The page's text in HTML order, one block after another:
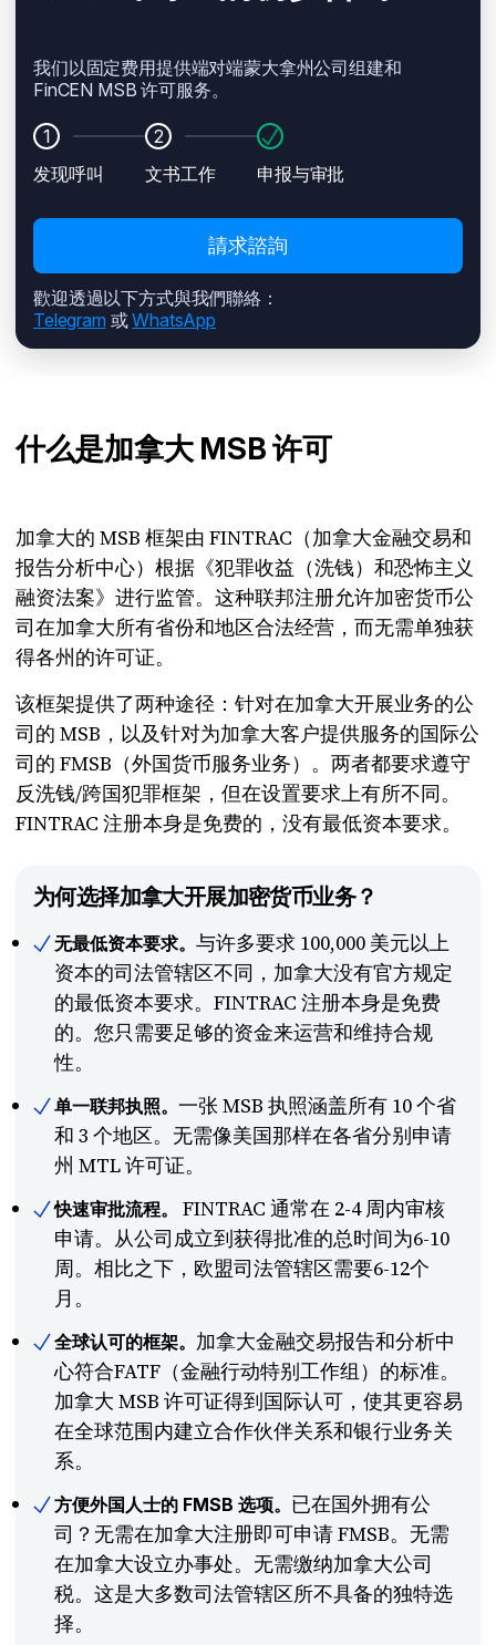
我们以固定费用提供端对端蒙大拿州公司组建和
FinCEN MSB 许可服务。
1
发现呼叫
2
文书工作
申报与审批
請求諮詢
歡迎透過以下方式與我們聯絡：
Telegram 或WhatsApp
什么是加拿大 MSB 许可
加拿大的 MSB 框架由 FINTRAC（加拿大金融交易和
报告分析中心）根据《犯罪收益（洗钱）和恐怖主义
融资法案》进行监管。这种联邦注册允许加密货币公
司在加拿大所有省份和地区合法经营，而无需单独获
得各州的许可证。
该框架提供了两种途径：针对在加拿大开展业务的公
司的 MSB，以及针对为加拿大客户提供服务的国际公
司的 FMSB（外国货币服务业务）。两者都要求遵守
反洗钱/跨国犯罪框架，但在设置要求上有所不同。
FINTRAC 注册本身是免费的，没有最低资本要求。
为何选择加拿大开展加密货币业务？
无最低资本要求。 与许多要求 100,000 美元以上
资本的司法管辖区不同，加拿大没有官方规定
的最低资本要求。FINTRAC 注册本身是免费
的。您只需要足够的资金来运营和维持合规
性。
单一联邦执照。 一张 MSB 执照涵盖所有 10 个省
和 3 个地区。无需像美国那样在各省分别申请
州 MTL 许可证。
快速审批流程。
FINTRAC 通常在 2-4 周内审核
申请。从公司成立到获得批准的总时间为6-10
周。相比之下，欧盟司法管辖区需要6-12个
月。
全球认可的框架。 加拿大金融交易报告和分析中
心符合FATF（金融行动特别工作组）的标准。
加拿大 MSB 许可证得到国际认可，使其更容易
在全球范围内建立合作伙伴关系和银行业务关
系。
方便外国人士的 FMSB 选项。 已在国外拥有公
司？无需在加拿大注册即可申请 FMSB。无需
在加拿大设立办事处。无需缴纳加拿大公司
税。这是大多数司法管辖区所不具备的独特选
择。